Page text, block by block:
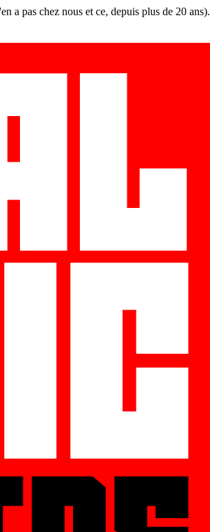
a pas chez nous et ce, depuis plus de 20 ans).